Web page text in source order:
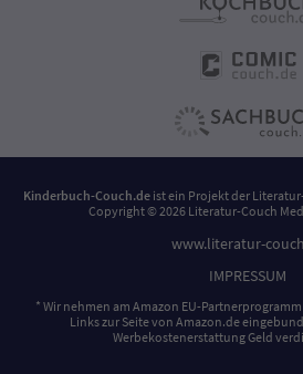
Kinderbuch-Couch.de ist ein Projekt der
Copyright © 2026 Literatur-Couch
www.literatur-
IMPRESSUM
* Wir nehmen am Amazon EU-
Links zur Seite von Amazon.de
Werbekostenerstattung Geld